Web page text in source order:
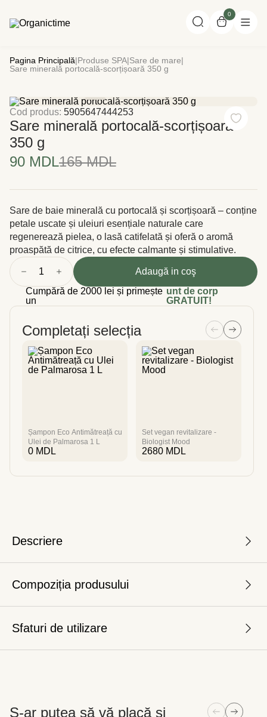
0
Pagina Principală|Produse SPA|Sare de mare|
Sare minerală portocală-scorțișoară 350 g
Cod produs: 5905647444253
Sare minerală portocală-scorțișoară
350 g
90 MDL165 MDL
Sare de baie minerală cu portocală și scorțișoară – conține
petale uscate și uleiuri esențiale naturale care
regenerează pielea, o lasă catifelată și oferă o aromă
proaspătă de citrice, cu efecte calmante și stimulative.
1
Adaugă in coş
Cumpără de 2000 lei și primește
un
unt de corp
GRATUIT!
Completați selecția
Șampon Eco Antimătreață cu
Ulei de Palmarosa 1 L
0 MDL
Set vegan revitalizare -
Biologist Mood
2680 MDL
Descriere
Compoziția produsului
Sfaturi de utilizare
S-ar putea să vă placă și